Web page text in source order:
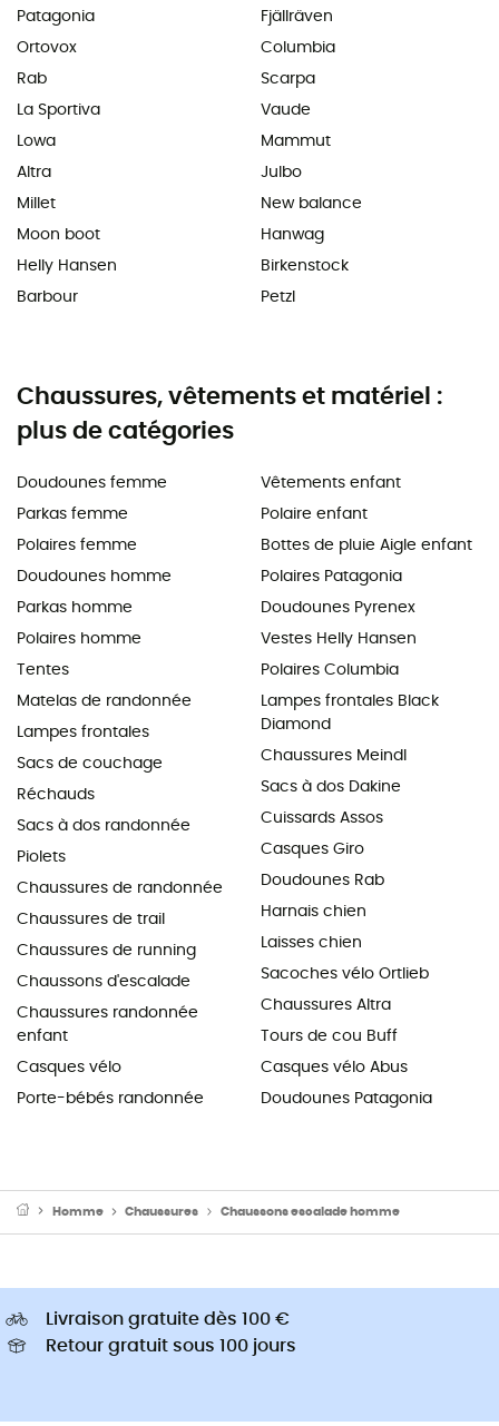
Patagonia
Ortovox
Rab
La Sportiva
Lowa
Altra
Millet
Moon boot
Helly Hansen
Barbour
Fjällräven
Columbia
Scarpa
Vaude
Mammut
Julbo
New balance
Hanwag
Birkenstock
Petzl
Chaussures, vêtements et matériel :
plus de catégories
Doudounes femme
Parkas femme
Polaires femme
Doudounes homme
Parkas homme
Polaires homme
Tentes
Matelas de randonnée
Lampes frontales
Sacs de couchage
Réchauds
Sacs à dos randonnée
Piolets
Chaussures de randonnée
Chaussures de trail
Chaussures de running
Chaussons d'escalade
Chaussures randonnée
enfant
Casques vélo
Porte-bébés randonnée
Vêtements enfant
Polaire enfant
Bottes de pluie Aigle enfant
Polaires Patagonia
Doudounes Pyrenex
Vestes Helly Hansen
Polaires Columbia
Lampes frontales Black
Diamond
Chaussures Meindl
Sacs à dos Dakine
Cuissards Assos
Casques Giro
Doudounes Rab
Harnais chien
Laisses chien
Sacoches vélo Ortlieb
Chaussures Altra
Tours de cou Buff
Casques vélo Abus
Doudounes Patagonia
Homme Chaussures Chaussons escalade homme
Livraison gratuite dès 100 €
Retour gratuit sous 100 jours